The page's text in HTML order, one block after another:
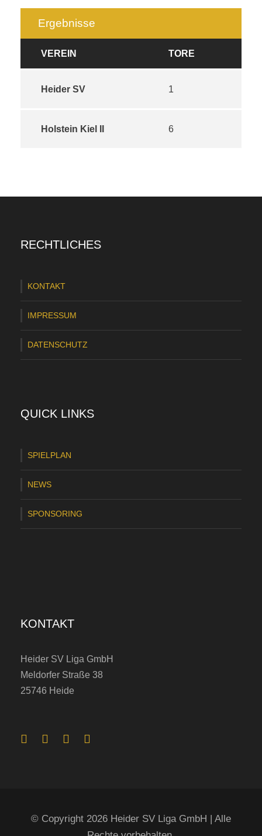
Ergebnisse
VEREIN TORE
Heider SV 1
Holstein Kiel II 6
RECHTLICHES
KONTAKT
IMPRESSUM
DATENSCHUTZ
QUICK LINKS
SPIELPLAN
NEWS
SPONSORING
KONTAKT
Heider SV Liga GmbH
Meldorfer Straße 38
25746 Heide
© Copyright 2026 Heider SV Liga GmbH | Alle